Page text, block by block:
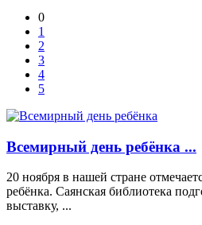
0
1
2
3
4
5
Всемирный день ребёнка ...
20 ноября в нашей стране
ребёнка. Саянская библиотека
выставку, ...